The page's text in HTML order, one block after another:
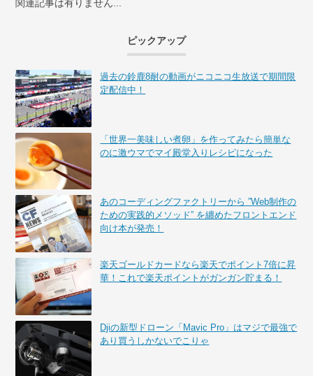
関連記事は有りません...
ピックアップ
過去の鈴鹿8耐の動画がニコニコ生放送で期間限
定配信中！
「世界一美味しい煮卵」を作ってみたら簡単な
のに激ウマでマイ殿堂入りレシピになった
あのコーディングファクトリーから ”Web制作の
ための実践的メソッド” を纏めたフロントエンド
向け本が発売！
楽天ゴールドカードなら楽天でポイント7倍に昇
華！これで楽天ポイントがガンガン貯まる！
Djiの新型ドローン「Mavic Pro」はマジで最強で
あり買うしかないでこりゃ